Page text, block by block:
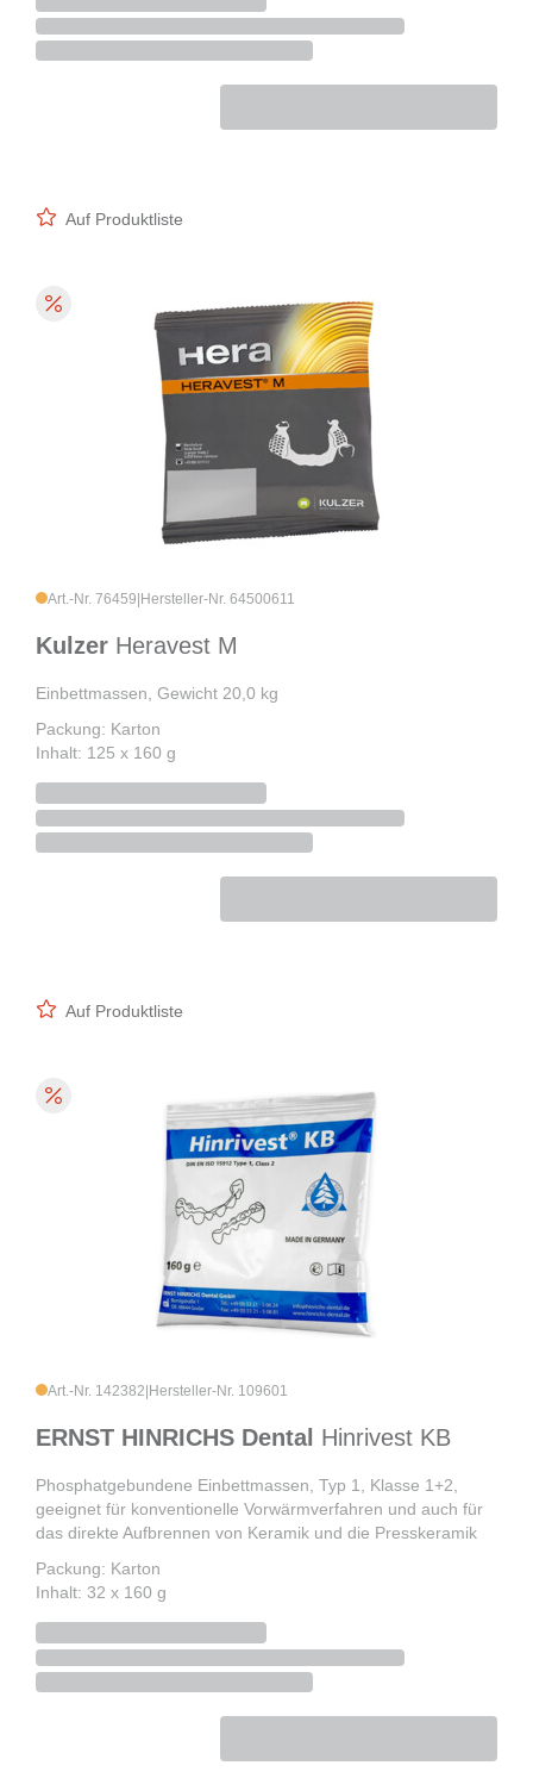
Auf Produktliste
Art.-Nr. 76459 Hersteller-Nr. 64500611
Kulzer Heravest M
Einbettmassen, Gewicht 20,0 kg
Packung: Karton
Inhalt: 125 x 160 g
Auf Produktliste
Art.-Nr. 142382 Hersteller-Nr. 109601
ERNST HINRICHS Dental Hinrivest KB
Phosphatgebundene Einbettmassen, Typ 1, Klasse 1+2,
geeignet für konventionelle Vorwärmverfahren und auch für
das direkte Aufbrennen von Keramik und die Presskeramik
Packung: Karton
Inhalt: 32 x 160 g